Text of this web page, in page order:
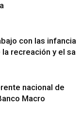
con las infancias
recreación y el
nacional de
Macro